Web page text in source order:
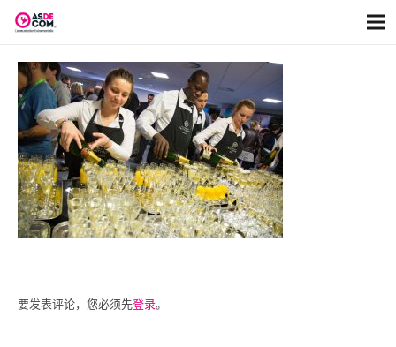
要发表评论，您必须先登录。